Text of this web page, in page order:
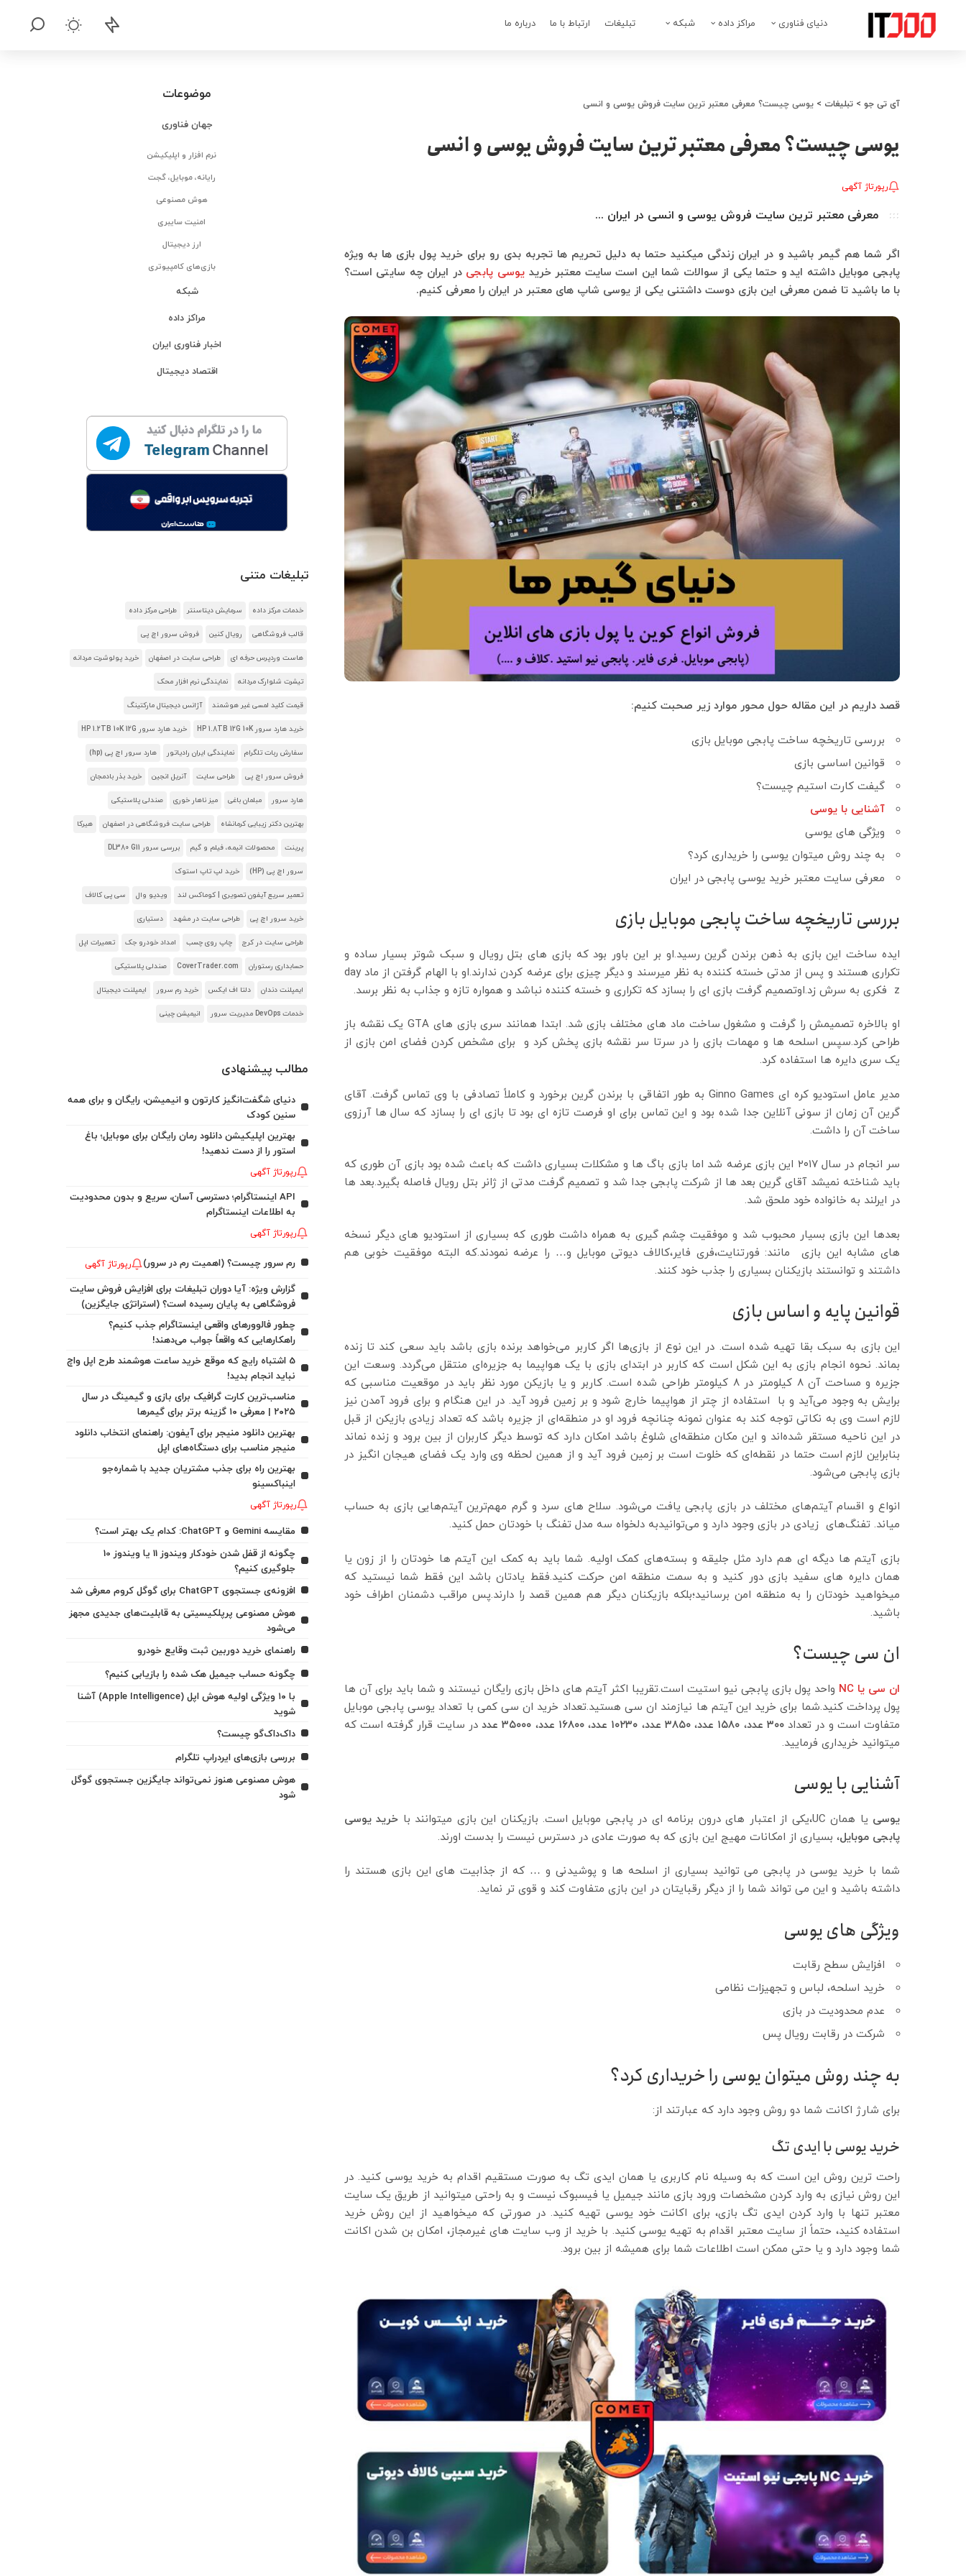
دنیای فناوری مراکز داده شبکه تبلیغات ارتباط با ما درباره ما
آی تی جو > تبلیغات > یوسی چیست؟ معرفی معتبر ترین سایت فروش یوسی و انسی
یوسی چیست؟ معرفی معتبر ترین سایت فروش یوسی و انسی
رپورتاژ آگهی
معرفی معتبر ترین سایت فروش یوسی و انسی در ایران ...
اگر شما هم گیمر باشید و در ایران زندگی میکنید حتما به دلیل تحریم ها تجربه بدی رو برای خرید پول بازی ها به ویژه
پابجی موبایل داشته اید و حتما یکی از سوالات شما این است سایت معتبر خریدیوسی پابجی در ایران چه سایتی است؟
با ما باشید تا ضمن معرفی این بازی دوست داشتنی یکی از یوسی شاپ های معتبر در ایران را معرفی کنیم.
قصد داریم در این مقاله حول محور موارد زیر صحبت کنیم:
بررسی تاریخچه ساخت پابجی موبایل بازی
قوانین اساسی بازی
گیفت کارت استیم چیست؟
آشنایی با یوسی
ویژگی های یوسی
به چند روش می­توان یوسی را خریداری کرد؟
معرفی سایت معتبر خرید یوسی پابجی در ایران
بررسی تاریخچه ساخت پابجی موبایل بازی
ایده ساخت این بازی به ذهن برندن گرین رسید.او بر این باور بود که بازی های بتل رویال و سبک شوتر بسیار ساده و
تکراری هستند و پس از مدتی خسته کننده به نظر میرسند و دیگر چیزی برای عرضه کردن ندارند.او با الهام گرفتن از ماد day
z فکری به سرش زد.اوتصمیم گرفت بازی ای را بسازد که تکراری و خسته کننده نباشد و همواره تازه و جذاب به نظر برسد.
او بالاخره تصمیمش را گرفت و مشغول ساخت ماد های مختلف بازی شد. ابتدا همانند سری بازی های GTA یک نقشه باز
طراحی کرد.سپس اسلحه ها و مهمات بازی را در سرتا سر نقشه بازی پخش کرد و برای مشخص کردن فضای امن بازی از
یک سری دایره ها استفاده کرد.
مدیر عامل استودیو کره ای Ginno Games به طور اتفاقی با برندن گرین برخورد و کاملاً تصادفی با وی تماس گرفت. آقای
گرین آن زمان از سونی آنلاین جدا شده بود و این تماس برای او فرصت تازه ای بود تا بازی ای را بسازد که سال ها آرزوی
ساخت آن را داشت.
سر انجام در سال ۲۰۱۷ این بازی عرضه شد اما بازی باگ ها و مشکلات بسیاری داشت که باعث شده بود بازی آن طوری که
باید شناخته نمیشد آقای گرین بعد ها از شرکت پابجی جدا شد و تصمیم گرفت مدتی از ژانر بتل رویال فاصله بگیرد.بعد ها
در ایرلند به خانواده خود ملحق شد.
بعدها این بازی بسیار محبوب شد و موفقیت چشم گیری به همراه داشت طوری که بسیاری از استودیو های دیگر نسخه
های مشابه این بازی مانند: فورتنایت،فری فایر،کالاف دیوتی موبایل و… را عرضه نمودند.که البته موفقیت خوبی هم
داشتند و توانستند بازیکنان بسیاری را جذب خود کنند.
قوانین پایه و اساس بازی
این بازی به سبک بقا تهیه شده است. در این نوع از بازی‌ها اگر کاربر می‌خواهد برنده بازی باشد باید سعی کند تا زنده
بماند. نحوه انجام بازی به این شکل است که کاربر در ابتدای بازی با یک هواپیما به جزیره‌ای منتقل می‌گردد. وسعت این
جزیره و مساحت آن ۸ کیلومتر در ۸ کیلومتر طراحی شده است. کاربر و یا بازیکن مورد نظر باید در موقعیت مناسبی که
برایش به وجود می‌آید و با استفاده از چتر از هواپیما خارج شود و بر زمین فرود آید. در این هنگام و برای فرود آمدن نیز
لازم است وی به نکاتی توجه کند به عنوان نمونه چنانچه فرود او در منطقه‌ای از جزیره باشد که تعداد زیادی بازیکن از قبل
در این ناحیه مستقر شده‌اند و این مکان منطقه‌ای شلوغ باشد امکان دارد که توسط دیگر کاربران از بین برود و زنده نماند
بنابراین لازم است حتما در نقطه‌ای که خلوت است بر زمین فرود آید و از همین لحظه وی وارد یک فضای هیجان انگیز در
بازی پابجی می‌شود.
انواع و اقسام آیتم‌های مختلف در بازی پابجی یافت می‌شود. سلاح‌ های سرد و گرم مهم‌ترین آیتم‌هایی بازی به حساب
میاند. تفنگ‌های زیادی در بازی وجود دارد و می‌توانیدبه دلخواه سه مدل تفنگ با خودتان حمل کنید.
بازی آیتم ها دیگه ای هم دارد مثل جلیقه و بسته‌های کمک اولیه. شما باید به کمک این آیتم ها خودتان را از زون یا
همان دایره های سفید بازی دور کنید و به سمت منطقه امن حرکت کنید.فقط یادتان باشد این فقط شما نیستید که
میخواهید خودتان را به منطقه امن برسانید؛بلکه بازیکنان دیگر هم همین قصد را دارند.پس مراقب دشمنان اطراف خود
باشید.
ان سی چیست؟
ان سی یا NC
واحد پول بازی پابجی نیو استیت است.تقریبا اکثر آیتم های داخل بازی رایگان نیستند و شما باید برای آن ها
پول پرداخت کنید.شما برای خرید این آیتم ها نیازمند ان سی هستید.تعداد خرید ان سی کمی با تعداد یوسی پابجی موبایل
متفاوت است و در تعداد ۳۰۰ عدد ، ۱۵۸۰ عدد ،۳۸۵۰ عدد ، ۱۰۲۳۰ عدد ،۱۶۸۰۰ عدد ، ۳۵۰۰۰ عدد
در سایت قرار گرفته است که
میتوانید خریداری فرمایید.
آشنایی با یوسی
یوسی یا همان UC،یکی از اعتبار های درون برنامه ای در پابجی موبایل است. بازیکنان این بازی میتوانند با
خرید یوسی
پابجی موبایل، بسیاری از امکانات مهیج این بازی که به صورت عادی در دسترس نیست را بدست اورند.
شما با خرید یوسی در پابجی می توانید بسیاری از اسلحه ها و پوشیدنی و … که از جذابیت های این بازی هستند را
داشته باشید و این می تواند شما را از دیگر رقبایتان در این بازی متفاوت کند و قوی تر نماید.
ویژگی های یوسی
افزایش سطح رقابت
خرید اسلحه، لباس و تجهیزات نظامی
عدم محدودیت در بازی
شرکت در رقابت رویال پس
به چند روش می­توان یوسی را خریداری کرد؟
برای شارژ اکانت شما دو روش وجود دارد که عبارتند از:
خرید یوسی با ایدی تگ
راحت ترین روش این است که به وسیله نام کاربری یا همان ایدی تگ به صورت مستقیم اقدام به خرید یوسی کنید. در
این روش نیازی به وارد کردن مشخصات ورود بازی مانند جیمیل یا فیسبوک نیست و به راحتی می­توانید از طریق یک سایت
معتبر تنها با وارد کردن ایدی تگ بازی، برای اکانت خود یوسی تهیه کنید. در صورتی که می­خواهید از این روش خرید
استفاده کنید، حتماً از سایت معتبر اقدام به تهیه یوسی کنید. با خرید از وب سایت های غیرمجاز، امکان بن شدن اکانت
شما وجود دارد و یا حتی ممکن است اطلاعات شما برای همیشه از بین برود.
موضوعات
جهان فناوری
نرم افزار و اپلیکیشن
رایانه، موبایل، گجت
هوش مصنوعی
امنیت سایبری
ارز دیجیتال
بازی‌های کامپیوتری
شبکه
مراکز داده
اخبار فناوری ایران
اقتصاد دیجیتال
تبلیغات متنی
خدمات مرکز داده سرمایش دیتاسنتر طراحی مرکز داده
قالب فروشگاهی رویال کنین فروش سرور اچ پی
هاست وردپرس حرفه ای طراحی سایت در اصفهان خرید پولوشرت مردانه
تیشرت شلوارک مردانه نمایندگی نرم افزار محک
قیمت کلید لمسی غیر هوشمند آژانس دیجیتال مارکتینگ
خرید هارد سرور HP 1.8TB 12G 10K خرید هارد سرور HP 1.2TB 10K 12G
سفارش ربات تلگرام نمایندگی ایران رادیاتور هارد سرور اچ پی (hp)
فروش سرور اچ پی طراحی سایت آنریل انجین خرید بذر بادمجان
هارد سرور مبلمان باغی میز ناهار خوری صندلی پلاستیکی
بهترین دکتر زیبایی کرمانشاه طراحی سایت فروشگاهی در اصفهان هیرکا
پرینت محصولات انیمه، فیلم و گیم بررسی سرور DL380 G11
سرور اچ پی (HP) خرید لپ تاپ استوک
تعمیر سریع آیفون تصویری | کوماکس لند ویدیو وال سی پی کالاف
خرید سرور اچ پی طراحی سایت در مشهد دستیاری
طراحی سایت در کرج چاپ روی چسب امداد خودرو جک تعمیرات اپل
حسابداری رستوران CoverTrader.com صندلی پلاستیکی
ایمپلنت دندان دلتا اف ایکس خرید رم سرور ایمپلنت دیجیتال
خدمات DevOps مدیریت سرور انیمیشن چینی
مطالب پیشنهادی
دنیای شگفت‌انگیز کارتون و انیمیشن، رایگان و برای همه
سنین کودک
بهترین اپلیکیشن دانلود رمان رایگان برای موبایل؛ باغ
استور را از دست ندهید!
رپورتاژ آگهی
API اینستاگرام؛ دسترسی آسان، سریع و بدون محدودیت
به اطلاعات اینستاگرام
رپورتاژ آگهی
رم سرور چیست؟ (اهمیت رم در سرور) رپورتاژ آگهی
گزارش ویژه: آیا دوران تبلیغات برای افزایش فروش سایت
فروشگاهی به پایان رسیده است؟ (استراتژی جایگزین)
چطور فالوورهای واقعی اینستاگرام جذب کنیم؟
راهکارهایی که واقعاً جواب می‌دهند!
5 اشتباه رایج که موقع خرید ساعت هوشمند طرح اپل واچ
نباید انجام بدید!
مناسب‌ترین کارت گرافیک برای بازی و گیمینگ در سال
۲۰۲۵ | معرفی ۱۰ گزینه برتر برای گیمرها
بهترین دانلود منیجر برای آیفون: راهنمای انتخاب دانلود
منیجر مناسب برای دستگاه‌های اپل
بهترین راه برای جذب مشتریان جدید با شماره‌جو
اینباکسینو
رپورتاژ آگهی
مقایسه Gemini و ChatGPT: کدام یک بهتر است؟
چگونه از قفل شدن خودکار ویندوز 11 یا ویندوز 10
جلوگیری کنیم؟
افزونه‌ی جستجوی ChatGPT برای گوگل کروم معرفی شد
هوش مصنوعی پرپلکیسیتی به قابلیت‌های جدیدی مجهز
می‌شود
راهنمای خرید دوربین ثبت وقایع خودرو
چگونه حساب جیمیل هک شده را بازیابی کنیم؟
با ۱۰ ویژگی اولیه هوش اپل (Apple Intelligence) آشنا
شوید
داک‌داک‌گو چیست؟
بررسی بازی‌های ایردراپ تلگرام
هوش مصنوعی هنوز نمی‌تواند جایگزین جستجوی گوگل
شود